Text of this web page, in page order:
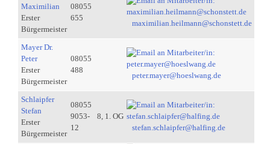
Maximilian
Erster
Bürgermeister
08055
655
maximilian.heilmann@schonstett.de
Mayer Dr.
Peter
Erster
Bürgermeister
08055
488
peter.mayer@hoeslwang.de
Schlaipfer
Stefan
Erster
Bürgermeister
08055
9053-
12
8, 1. OG
stefan.schlaipfer@halfing.de